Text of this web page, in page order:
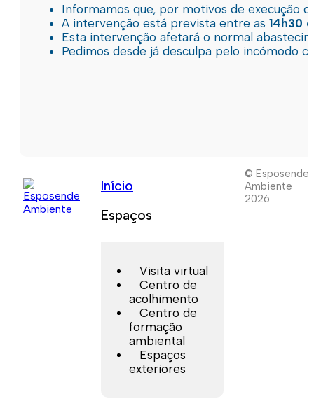
Informamos que, por motivos de execução
A intervenção está prevista entre as 14h30
Esta intervenção afetará o normal
Pedimos desde já desculpa pelo incómodo
Início
Espaços
Visita virtual
Centro de
acolhimento
Centro de
formação
ambiental
Espaços
exteriores
© Esposende
Ambiente
2026